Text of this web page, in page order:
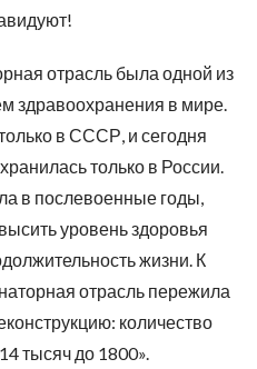
отрасль была одной из
здравоохранения в мире.
в СССР, и сегодня
только в России.
в послевоенные годы,
уровень здоровья
жизни. К
отрасль пережила
количество
тысяч до 1800».